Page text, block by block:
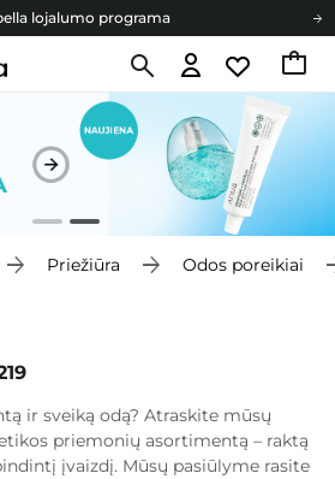
lojalumo programa
pristatymas nuo 40,00 €
lojalumo programa
pristatymas nuo 40,00 €
Dovanų Kortelės
Priežiūra Odos poreikiai
ir sveiką odą? Atraskite mūsų
priemonių asortimentą – raktą
įvaizdį. Mūsų pasiūlyme rasite